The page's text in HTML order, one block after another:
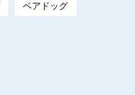
ベアドッグ